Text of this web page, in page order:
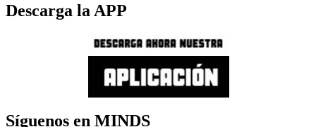
Descarga la APP
Síguenos en MINDS